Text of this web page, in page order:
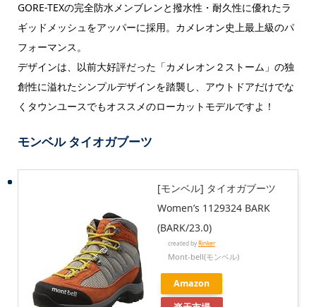
GORE-TEXの完全防水メンブレンと撥水性・耐久性に優れたラ
ギッドメッシュをアッパーに採用。カメレオン史上最上級のパ
フォーマンス。
デザインは、以前大好評だった「カメレオン２ストーム」の独
創性に溢れたシンプルデザインを踏襲し、アウトドアだけでな
くタウンユースでもオススメのローカットモデルですよ！
モンベル タイオガブーツ
[モンベル] タイオガブーツ
Women’s 1129324 BARK
(BARK/23.0)
created by Rinker
Mont-bell(モンベル)
Amazon